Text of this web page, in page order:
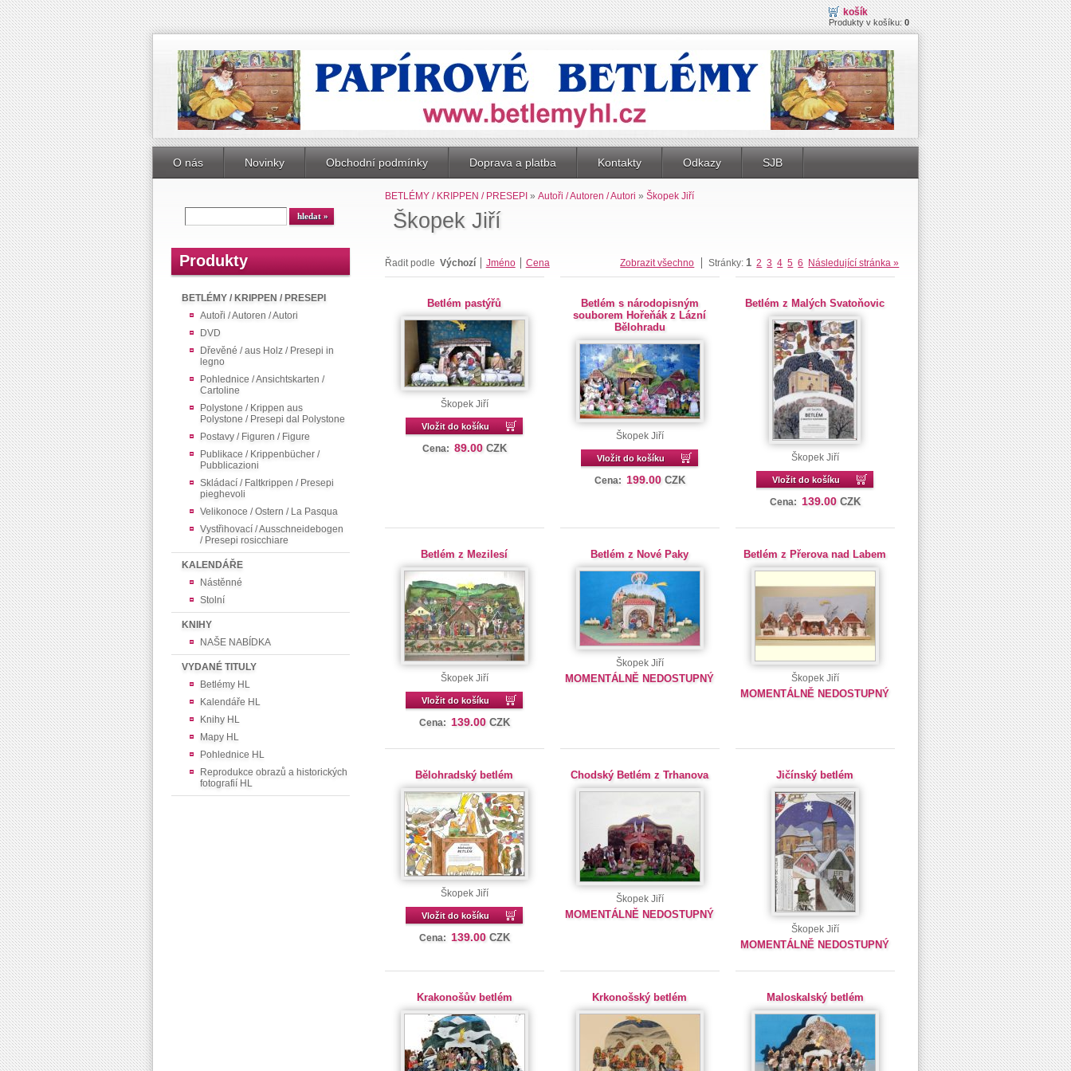
košík
Produkty v košíku:0
O nás Novinky Obchodní podmínky Doprava a platba Kontakty Odkazy SJB
Produkty
BETLÉMY / KRIPPEN / PRESEPI
Autoři / Autoren / Autori
DVD
Dřevěné / aus Holz / Presepi in
legno
Pohlednice / Ansichtskarten /
Cartoline
Polystone / Krippen aus
Polystone / Presepi dal Polystone
Postavy / Figuren / Figure
Publikace / Krippenbücher /
Pubblicazioni
Skládací / Faltkrippen / Presepi
pieghevoli
Velikonoce / Ostern / La Pasqua
Vystřihovací / Ausschneidebogen
/ Presepi rosicchiare
KALENDÁŘE
Nástěnné
Stolní
KNIHY
NAŠE NABÍDKA
VYDANÉ TITULY
Betlémy HL
Kalendáře HL
Knihy HL
Mapy HL
Pohlednice HL
Reprodukce obrazů a historických
fotografií HL
Škopek Jiří
BETLÉMY / KRIPPEN / PRESEPI » Autoři / Autoren / Autori » Škopek Jiří
Řadit podle Výchozí Jméno Cena Zobrazit všechno Stránky: 1 2 3 4 5 6 Následující stránka »
Betlém pastýřů
Škopek Jiří
Vložit do košíku
Cena: 89.00 CZK
Betlém s národopisným
souborem Hořeňák z Lázní
Bělohradu
Škopek Jiří
Vložit do košíku
Cena: 199.00 CZK
Betlém z Malých Svatoňovic
Škopek Jiří
Vložit do košíku
Cena: 139.00 CZK
Betlém z Mezilesí
Škopek Jiří
Vložit do košíku
Cena: 139.00 CZK
Betlém z Nové Paky
Škopek Jiří
MOMENTÁLNĚ NEDOSTUPNÝ
Betlém z Přerova nad Labem
Škopek Jiří
MOMENTÁLNĚ NEDOSTUPNÝ
Bělohradský betlém
Škopek Jiří
Vložit do košíku
Cena: 139.00 CZK
Chodský Betlém z Trhanova
Škopek Jiří
MOMENTÁLNĚ NEDOSTUPNÝ
Jičínský betlém
Škopek Jiří
MOMENTÁLNĚ NEDOSTUPNÝ
Krakonošův betlém Krkonošský betlém Maloskalský betlém